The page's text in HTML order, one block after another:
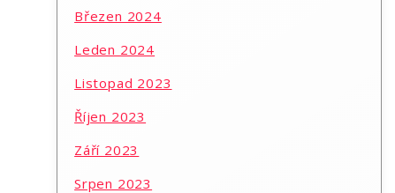
Březen 2024
Leden 2024
Listopad 2023
Říjen 2023
Září 2023
Srpen 2023